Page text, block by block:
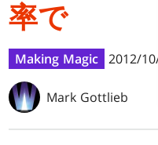
率で
Making Magic 2012/
Mark Gottlieb